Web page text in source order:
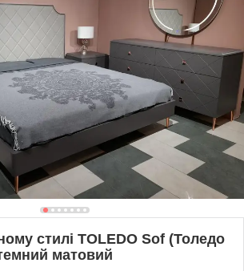
стилі TOLEDO Sof (Толедо
матовий